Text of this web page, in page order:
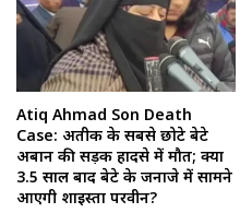
Atiq Ahmad Son Death
Case: अतीक के सबसे छोटे बेटे
अबान की सड़क हादसे में मौत; क्या
3.5 साल बाद बेटे के जनाजे में सामने
आएगी शाइस्ता परवीन?